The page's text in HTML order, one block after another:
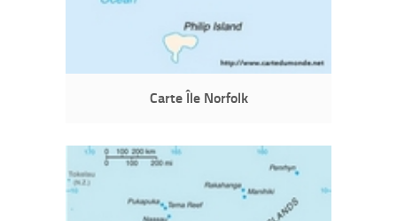
Carte Île Norfolk